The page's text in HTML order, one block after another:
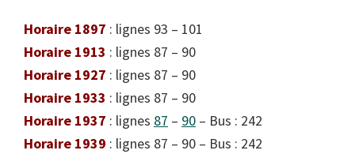
Horaire 1897 : lignes 93 – 101
Horaire 1913 : lignes 87 – 90
Horaire 1927 : lignes 87 – 90
Horaire 1933 : lignes 87 – 90
Horaire 1937 : lignes 87 – 90 – Bus : 242
Horaire 1939 : lignes 87 – 90 – Bus : 242